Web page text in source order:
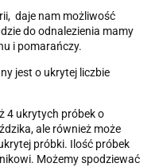
daje nam możliwość
do odnalezienia mamy
i pomarańczy.
jest o ukrytej liczbie
4 ukrytych próbek o
ale również może
próbki. Ilość próbek
Możemy spodziewać